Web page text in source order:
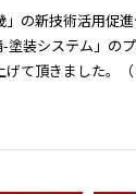
」の新技術活用促
塗装システム」の
て頂きました。